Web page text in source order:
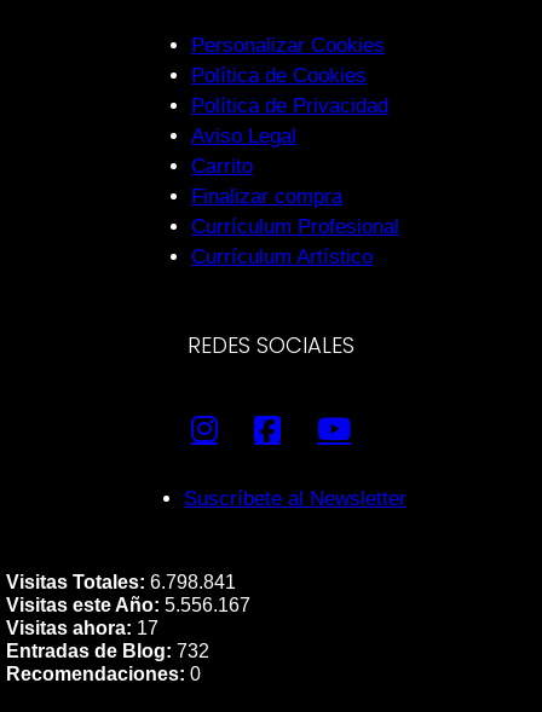
Personalizar Cookies
Política de Cookies
Política de Privacidad
Aviso Legal
Carrito
Finalizar compra
Currículum Profesional
Currículum Artístico
REDES SOCIALES
Suscríbete al Newsletter
Visitas Totales: 6.798.841
Visitas este Año: 5.556.167
Visitas ahora: 17
Entradas de Blog: 732
Recomendaciones: 0